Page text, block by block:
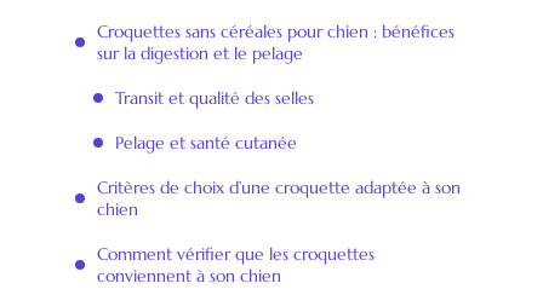
Croquettes sans céréales pour chien : bénéfices
sur la digestion et le pelage
Transit et qualité des selles
Pelage et santé cutanée
Critères de choix d’une croquette adaptée à son
chien
Comment vérifier que les croquettes
conviennent à son chien